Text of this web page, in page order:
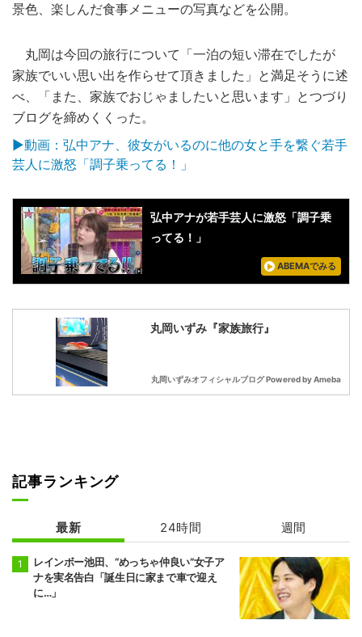
景色、楽しんだ食事メニューの写真などを公開。
丸岡は今回の旅行について「一泊の短い滞在でしたが
家族でいい思い出を作らせて頂きました」と満足そうに述
べ、「また、家族でおじゃましたいと思います」とつづり
ブログを締めくくった。
▶︎動画：弘中アナ、彼女がいるのに他の女と手を繋ぐ若手
芸人に激怒「調子乗ってる！」
弘中アナが若手芸人に激怒「調子乗
ってる！」
ABEMAでみる
丸岡いずみ『家族旅行』
丸岡いずみオフィシャルブログ Powered by Ameba
記事ランキング
最新 24時間 週間
レインボー池田、“めっちゃ仲良い”女子ア
ナを実名告白「誕生日に家まで車で迎え
に…」